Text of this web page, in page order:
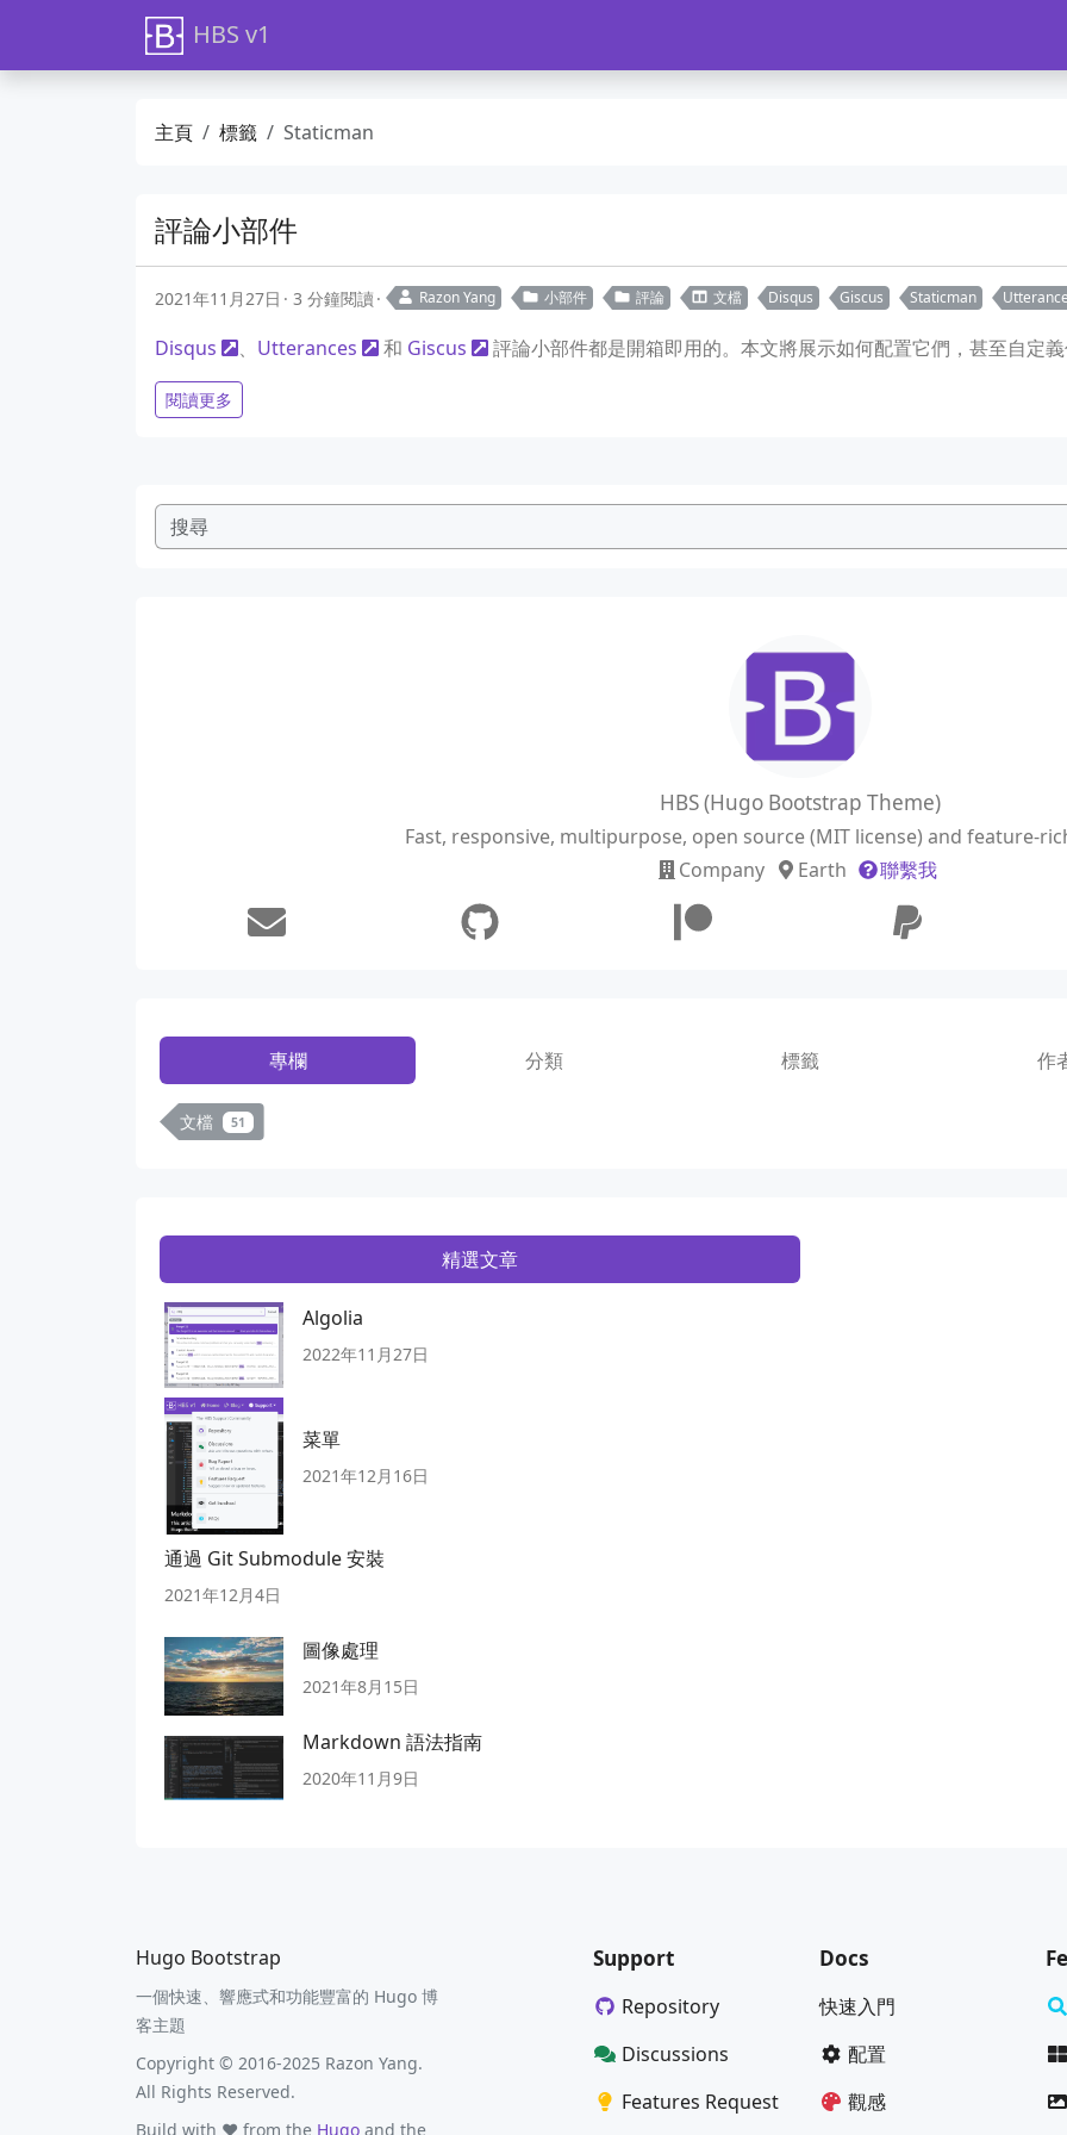
HBS v1
主頁 標籤 Staticman
評論小部件
2021年11月27日 3 分鐘閱讀 Razon Yang 小部件 評論 文檔 Disqus Giscus Staticman
Disqus 、 Utterances 和 Giscus 評論小部件都是開箱即用的。本文將展示如何配置它們，甚至自定
閱讀更多
HBS (Hugo Bootstrap Theme)
Fast, responsive, multipurpose, open source (MIT license) and feature-
Company
Earth 聯繫我
專欄 分類 標籤 作
文檔 51
精選文章
Algolia
2022年11月27日
菜單
2021年12月16日
通過 Git Submodule 安裝
2021年12月4日
圖像處理
2021年8月15日
Markdown 語法指南
2020年11月9日
Hugo Bootstrap
一個快速、響應式和功能豐富的 Hugo 博
客主題
Copyright © 2016-2025 Razon Yang.
All Rights Reserved.
Build with ❤️ from the Hugo and the
Support
Repository
Discussions
Features Request
Docs
快速入門
配置
觀感